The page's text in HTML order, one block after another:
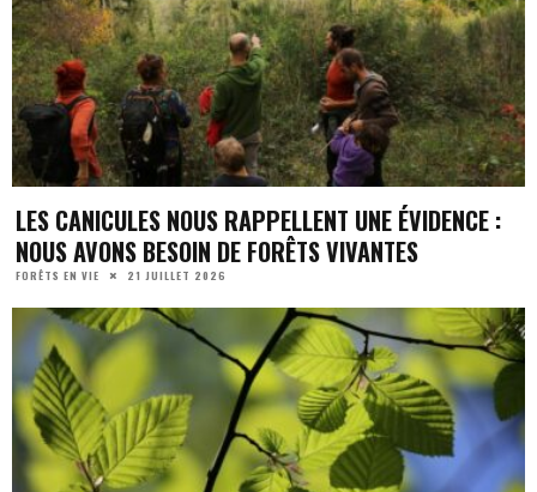
LES CANICULES NOUS RAPPELLENT UNE ÉVIDENCE :
NOUS AVONS BESOIN DE FORÊTS VIVANTES
FORÊTS EN VIE 21 JUILLET 2026